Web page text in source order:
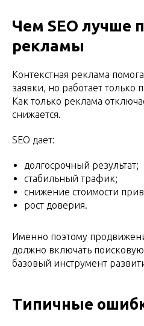
Чем SEO лучше
рекламы
Контекстная реклама
заявки, но работает
Как только реклама
снижается.
SEO дает:
долгосрочный результат;
стабильный трафик;
снижение стоимости
рост доверия.
Именно поэтому
должно включать
базовый инструмент
Типичные